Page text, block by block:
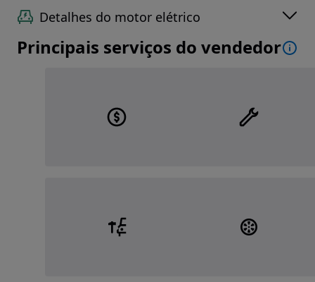
Detalhes do motor elétrico
Principais serviços do vendedor